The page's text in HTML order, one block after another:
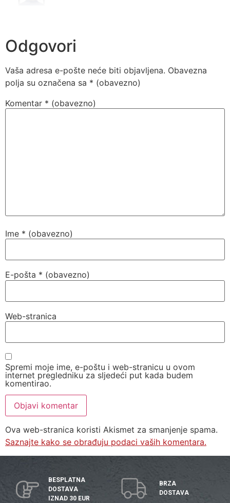
Odgovori
Vaša adresa e-pošte neće biti objavljena. Obavezna
polja su označena sa * (obavezno)
Komentar * (obavezno)
Ime * (obavezno)
E-pošta * (obavezno)
Web-stranica
Spremi moje ime, e-poštu i web-stranicu u ovom
internet pregledniku za sljedeći put kada budem
komentirao.
Ova web-stranica koristi Akismet za smanjenje spama.
Saznajte kako se obrađuju podaci vaših komentara.
BESPLATNA
DOSTAVA
IZNAD 30 EUR
BRZA
DOSTAVA